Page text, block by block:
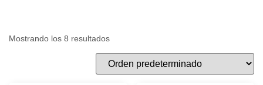
Mostrando los 8 resultados